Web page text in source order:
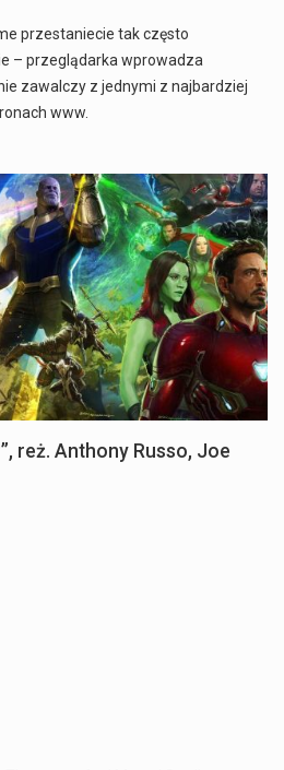
przestaniecie tak często
– przeglądarka wprowadza
zawalczy z jednymi z najbardziej
www.
reż. Anthony Russo, Joe